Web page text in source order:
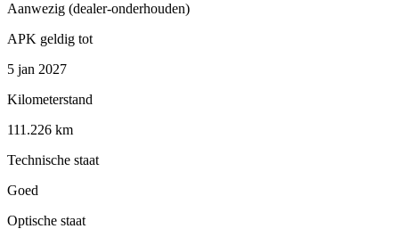
Aanwezig (dealer-onderhouden)
APK geldig tot
5 jan 2027
Kilometerstand
111.226 km
Technische staat
Goed
Optische staat